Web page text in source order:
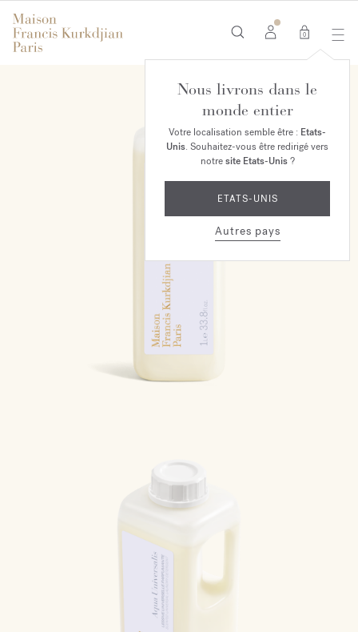
0
Nous livrons dans le
monde entier
Votre localisation semble être : Etats-
Unis. Souhaitez-vous être redirigé vers
notresite Etats-Unis?
ETATS-UNIS
Autres pays